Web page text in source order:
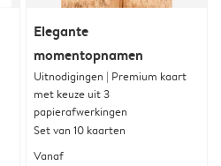
Elegante
momentopnamen
Uitnodigingen | Premium kaart
met keuze uit 3
papierafwerkingen
Set van 10 kaarten
Vanaf